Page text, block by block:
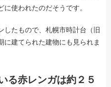
使われたのだそうです。
したもので、札幌市時計台（旧
に建てられた建物にも見られま
る赤レンガは約２５